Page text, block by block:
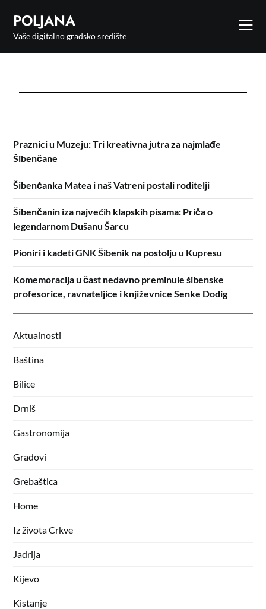
POLJANA
Vaše digitalno gradsko središte
Praznici u Muzeju: Tri kreativna jutra za najmlađe
Šibenčane
Šibenčanka Matea i naš Vatreni postali roditelji
Šibenčanin iza najvećih klapskih pisama: Priča o
legendarnom Dušanu Šarcu
Pioniri i kadeti GNK Šibenik na postolju u Kupresu
Komemoracija u čast nedavno preminule šibenske
profesorice, ravnateljice i književnice Senke Dodig
Aktualnosti
Baština
Bilice
Drniš
Gastronomija
Gradovi
Grebaštica
Home
Iz života Crkve
Jadrija
Kijevo
Kistanje